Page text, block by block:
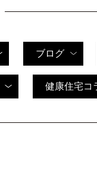
ブログ
健康住宅コ